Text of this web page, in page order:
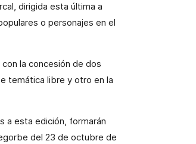
dirigida esta última a
o personajes en el
la concesión de dos
temática libre y otro en la
a esta edición, formarán
del 23 de octubre de